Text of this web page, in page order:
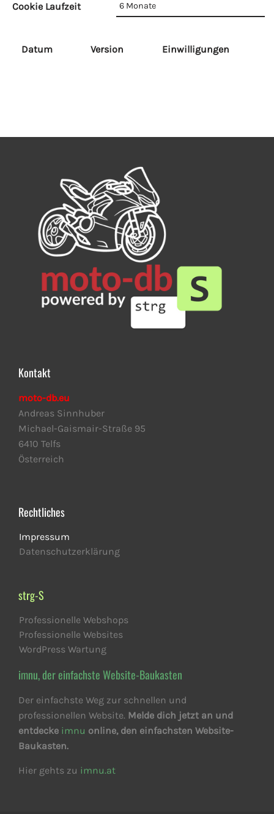
Cookie Laufzeit 6 Monate
Datum Version Einwilligungen
Kontakt
moto-db.eu
Andreas Sinnhuber
Michael-Gaismair-Straße 95
6410 Telfs
Österreich
Rechtliches
Impressum
Datenschutzerklärung
strg-S
Professionelle Webshops
Professionelle Websites
WordPress Wartung
imnu, der einfachste Website-Baukasten
Der einfachste Weg zur schnellen und
professionellen Website. Melde dich jetzt an und
entdecke imnu online, den einfachsten Website-
Baukasten.
Hier gehts zu imnu.at